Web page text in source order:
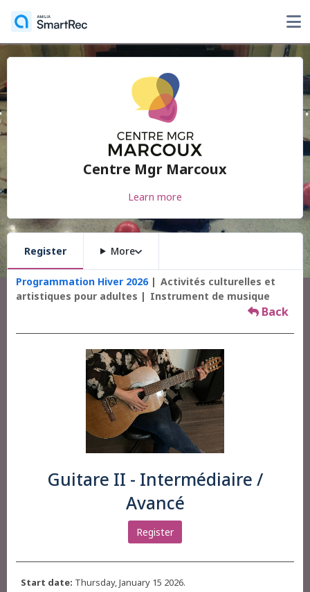
Centre Mgr Marcoux
Learn more
Register More
Programmation Hiver 2026
Activités culturelles et
artistiques pour adultes
Instrument de musique
Back
Guitare II - Intermédiaire /
Avancé
Register
Start date: Thursday, January 15 2026.